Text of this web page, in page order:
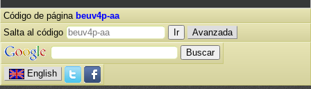
Código de página beuv4p-aa
Salta al código
Avanzada
English